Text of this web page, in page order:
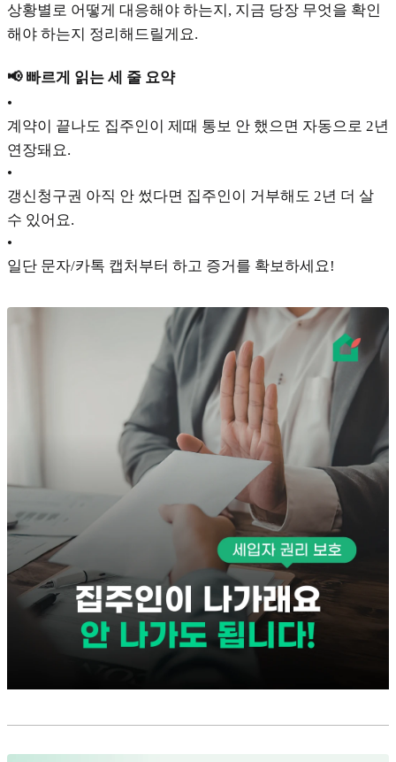
상황별로 어떻게 대응해야 하는지, 지금 당장 무엇을 확인
해야 하는지 정리해드릴게요.
📢 빠르게 읽는 세 줄 요약
•
계약이 끝나도 집주인이 제때 통보 안 했으면 자동으로 2년
연장돼요.
•
갱신청구권 아직 안 썼다면 집주인이 거부해도 2년 더 살
수 있어요.
•
일단 문자/카톡 캡처부터 하고 증거를 확보하세요!